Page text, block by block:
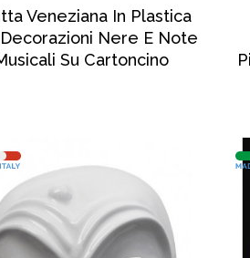
Veneziana In Plastica
Nere E Note
Su Cartoncino